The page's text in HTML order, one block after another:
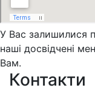
У Вас залишилися
наші досвідчені
Вам.
Контакти